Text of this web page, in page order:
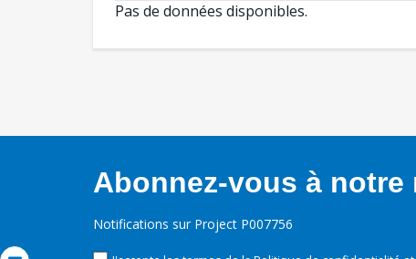
Pas de données disponibles.
Abonnez-vous à
Notifications sur Project P007756